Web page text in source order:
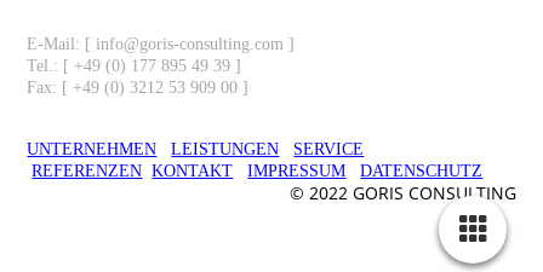
E-Mail: [ info@goris-consulting.com]
Tel.: [ +49 (0) 177 895 49 39 ]
Fax: [ +49 (0) 3212 53 909 00 ]
UNTERNEHMEN LEISTUNGEN
SERVICE
REFERENZEN KONTAKT IMPRESSUM DATENSCHUTZ
© 2022 GORIS CONSULTING